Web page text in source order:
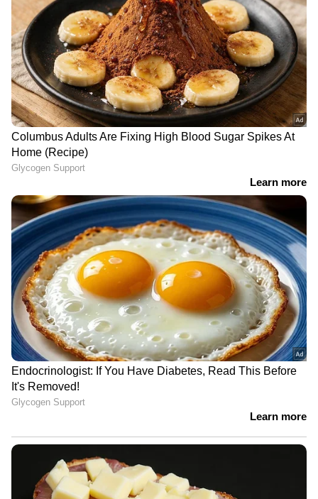
ആലോചിക്കുന്നു. അപകടസാധ്യതകൾ
വർധിക്കുന്ന സാഹചര്യത്തിൽ കുടുംബങ്ങളുടെ
സാമ്പത്തിക സുരക്ഷ ഉറപ്പാക്കുന്നതിന് ഇത്
നിർണായകമാകുമെന്നാണ് വിലയിരുത്തൽ.
നിതി ആയോഗ് നൽകിയ നിർദേശങ്ങളുടെ
അടിസ്ഥാനത്തിലാണ് ഈ പദ്ധതികൾ
നടപ്പാക്കാൻ കേന്ദ്ര സർക്കാർ തീരുമാനിച്ചത്.
പ്രവർത്തനരഹിതമായി തുടരുന്ന പ്രധാനമന്ത്രി
ജൻ ധൻ യോജന അക്കൗണ്ടുകൾ
സജീവമാക്കുന്നതിനുള്ള നടപടികളും നിതി
ആയോഗ് ശുപാർശ ചെയ്തിട്ടുണ്ട്. ഇതിന്റെ
ഭാഗമായി ജൻ ധൻ അക്കൗണ്ടുകൾ വഴി
അക്കൗണ്ട് ഉടമകൾക്ക് ക്രെഡിറ്റ് കാർഡുകളും
ഇൻഷുറൻസ് പരിരക്ഷയും ലഭ്യമാക്കുന്ന
സംവിധാനമാണ് സർക്കാർ
മുന്നോട്ടുവയ്ക്കുന്നത്.
രാജ്യത്തിന്റെ ഡിജിറ്റൽ സമ്പദ്‌വ്യവസ്ഥയെ
കൂടുതൽ ശക്തിപ്പെടുത്തുന്നതിന് ജൻ ധൻ
ക്രെഡിറ്റ് കാർഡും വായ്പാ സൗകര്യവും
ഉറപ്പാക്കുകയും സാമ്പത്തിക സാക്ഷരത
വളർത്തുകയും ചെയ്യേണ്ടത്
വർക്കലയിൽ ആളുകൾ ഇല്ലാത്ത
സമയത്ത് വീട്ടിൽ കയറി മോഷണം;
ഒൻപതര പവൻ നഷ്ടപ്പെട്ടു